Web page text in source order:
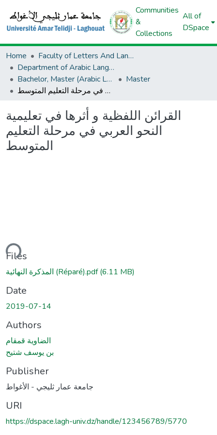
Communities
&
Collections
All of
DSpace
Home
Faculty of Letters And Languages
Department of Arabic Language And Letters
Bachelor, Master (Arabic Language And Letters)
Master
القرائن اللفظية و أثرها في تعليمية النحو العربي في مرحلة التعليم المتوسط
القرائن اللفظية و أثرها في تعليمية
النحو العربي في مرحلة التعليم
المتوسط
Files
المذكرة النهائية (Réparé).pdf(6.11 MB)
Date
2019-07-14
Authors
الضاوية قمقام
بن يوسف شتيح
Publisher
جامعة عمار ثليجي - الأغواط
URI
https://dspace.lagh-univ.dz/handle/123456789/5770